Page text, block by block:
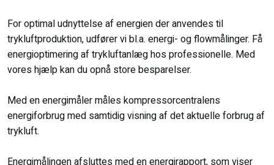
For optimal udnyttelse af energien der anvendes til
trykluftproduktion, udfører vi bl.a. energi- og flowmålinger. Få
energioptimering af trykluftanlæg hos professionelle. Med
vores hjælp kan du opnå store besparelser.
Med en energimåler måles kompressorcentralens
energiforbrug med samtidig visning af det aktuelle forbrug af
trykluft.